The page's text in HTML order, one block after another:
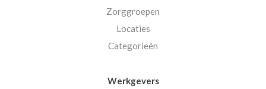
Zorggroepen
Locaties
Categorieën
Werkgevers